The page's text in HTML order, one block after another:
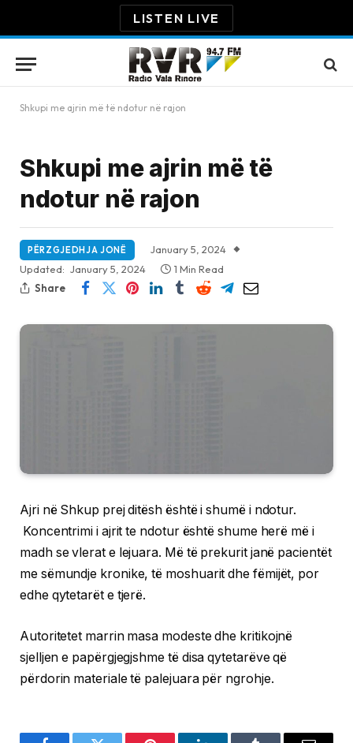
LISTEN LIVE
Shkupi me ajrin më të ndotur në rajon
Shkupi me ajrin më të
ndotur në rajon
PËRZGJEDHJA JONË
January 5, 2024
Updated: January 5, 2024
1 Min Read
Share
Ajri në Shkup prej ditësh është i shumë i ndotur.
Koncentrimi i ajrit te ndotur është shume herë më i
madh se vlerat e lejuara. Më të prekurit janë pacientët
me sëmundje kronike, të moshuarit dhe fëmijët, por
edhe qytetarët e tjerë.
Autoritetet marrin masa modeste dhe kritikojnë
sjelljen e papërgjegjshme të disa qytetarëve që
përdorin materiale të palejuara për ngrohje.